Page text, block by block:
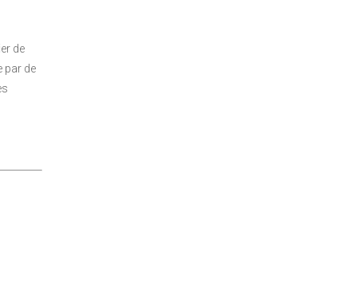
de
par de